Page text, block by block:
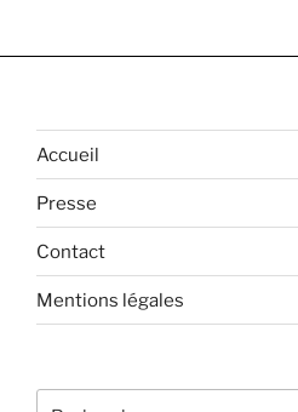
Accueil
Presse
Contact
Mentions légales